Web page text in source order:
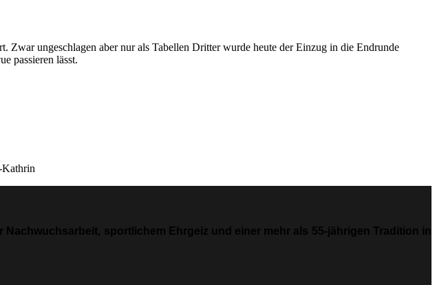
ungeschlagen aber nur als Tabellen Dritter wurde heute der Einzug in die Endrunde
passieren lässt.
Kathrin
sportlichem Ehrgeiz und einer mehr als 55-jährigen Tradition in